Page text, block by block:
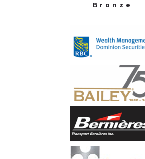
Bronze